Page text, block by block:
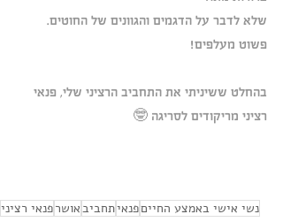
שלא לדבר על הדגמים והגוונים של החוטים.
פשוט מעלפים!
בהחלט ששיניתי את התחביב הרציני שלי, פנאי
רציני מריקודים לסריגה 🤓
נשי אישי באמצע החייםפנאיתחביבאושרפנאי רציני